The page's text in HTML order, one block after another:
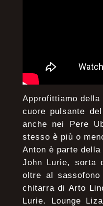
Approfittiamo
cuore pulsante
anche nei Pere
stesso è più o
Anton è parte
John Lurie, sorta
oltre al
chitarra di Arto
Lurie. Lounge